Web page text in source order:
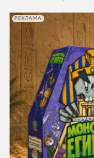
РЕКЛАМА